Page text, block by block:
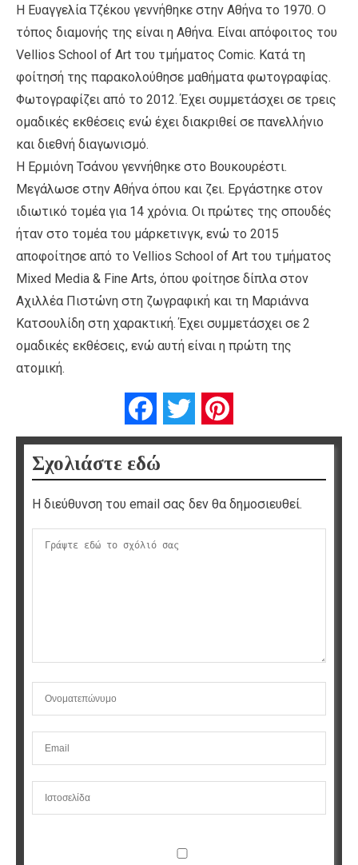
Η Ευαγγελία Τζέκου γεννήθηκε στην Αθήνα το 1970. Ο
τόπος διαμονής της είναι η Αθήνα. Είναι απόφοιτος του
Vellios School of Art του τμήματος Comic. Κατά τη
φοίτησή της παρακολούθησε μαθήματα φωτογραφίας.
Φωτογραφίζει από το 2012. Έχει συμμετάσχει σε τρεις
ομαδικές εκθέσεις ενώ έχει διακριθεί σε πανελλήνιο
και διεθνή διαγωνισμό.
Η Ερμιόνη Τσάνου γεννήθηκε στο Βουκουρέστι.
Μεγάλωσε στην Αθήνα όπου και ζει. Εργάστηκε στον
ιδιωτικό τομέα για 14 χρόνια. Οι πρώτες της σπουδές
ήταν στο τομέα του μάρκετινγκ, ενώ το 2015
αποφοίτησε από το Vellios School of Art του τμήματος
Μixed Μedia & Fine Arts, όπου φοίτησε δίπλα στον
Αχιλλέα Πιστώνη στη ζωγραφική και τη Μαριάννα
Κατσουλίδη στη χαρακτική. Έχει συμμετάσχει σε 2
ομαδικές εκθέσεις, ενώ αυτή είναι η πρώτη της
ατομική.
FacebookTwitter
Σχολιάστε εδώ
Η διεύθυνση του email σας δεν θα δημοσιευθεί.